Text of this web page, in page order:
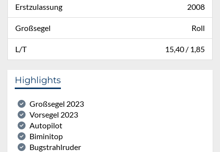
Erstzulassung 2008
Großsegel Roll
L/T 15,40 / 1,85
Highlights
Großsegel 2023
Vorsegel 2023
Autopilot
Biminitop
Bugstrahlruder